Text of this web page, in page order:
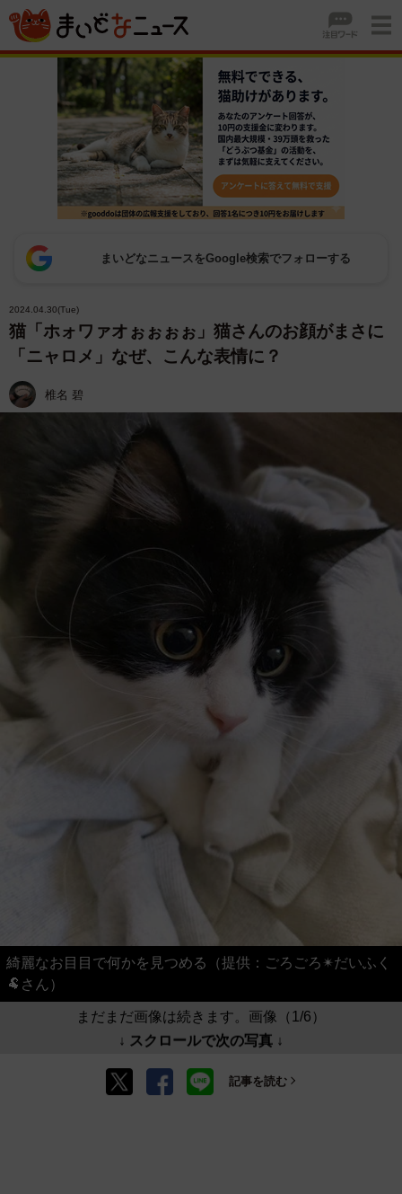
まいどなニュースをGoogle検索でフォローする
2024.04.30(Tue)
猫「ホォワァオぉぉぉぉ」猫さんのお顔がまさに
「ニャロメ」なぜ、こんな表情に？
椎名 碧
綺麗なお目目で何かを見つめる（提供：ごろごろ✴︎だいふく
🐏さん）
まだまだ画像は続きます。画像（1/6）
↓ スクロールで次の写真 ↓
記事を読む